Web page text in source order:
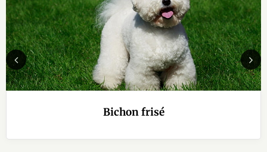
Previous
Bichon frisé
Next